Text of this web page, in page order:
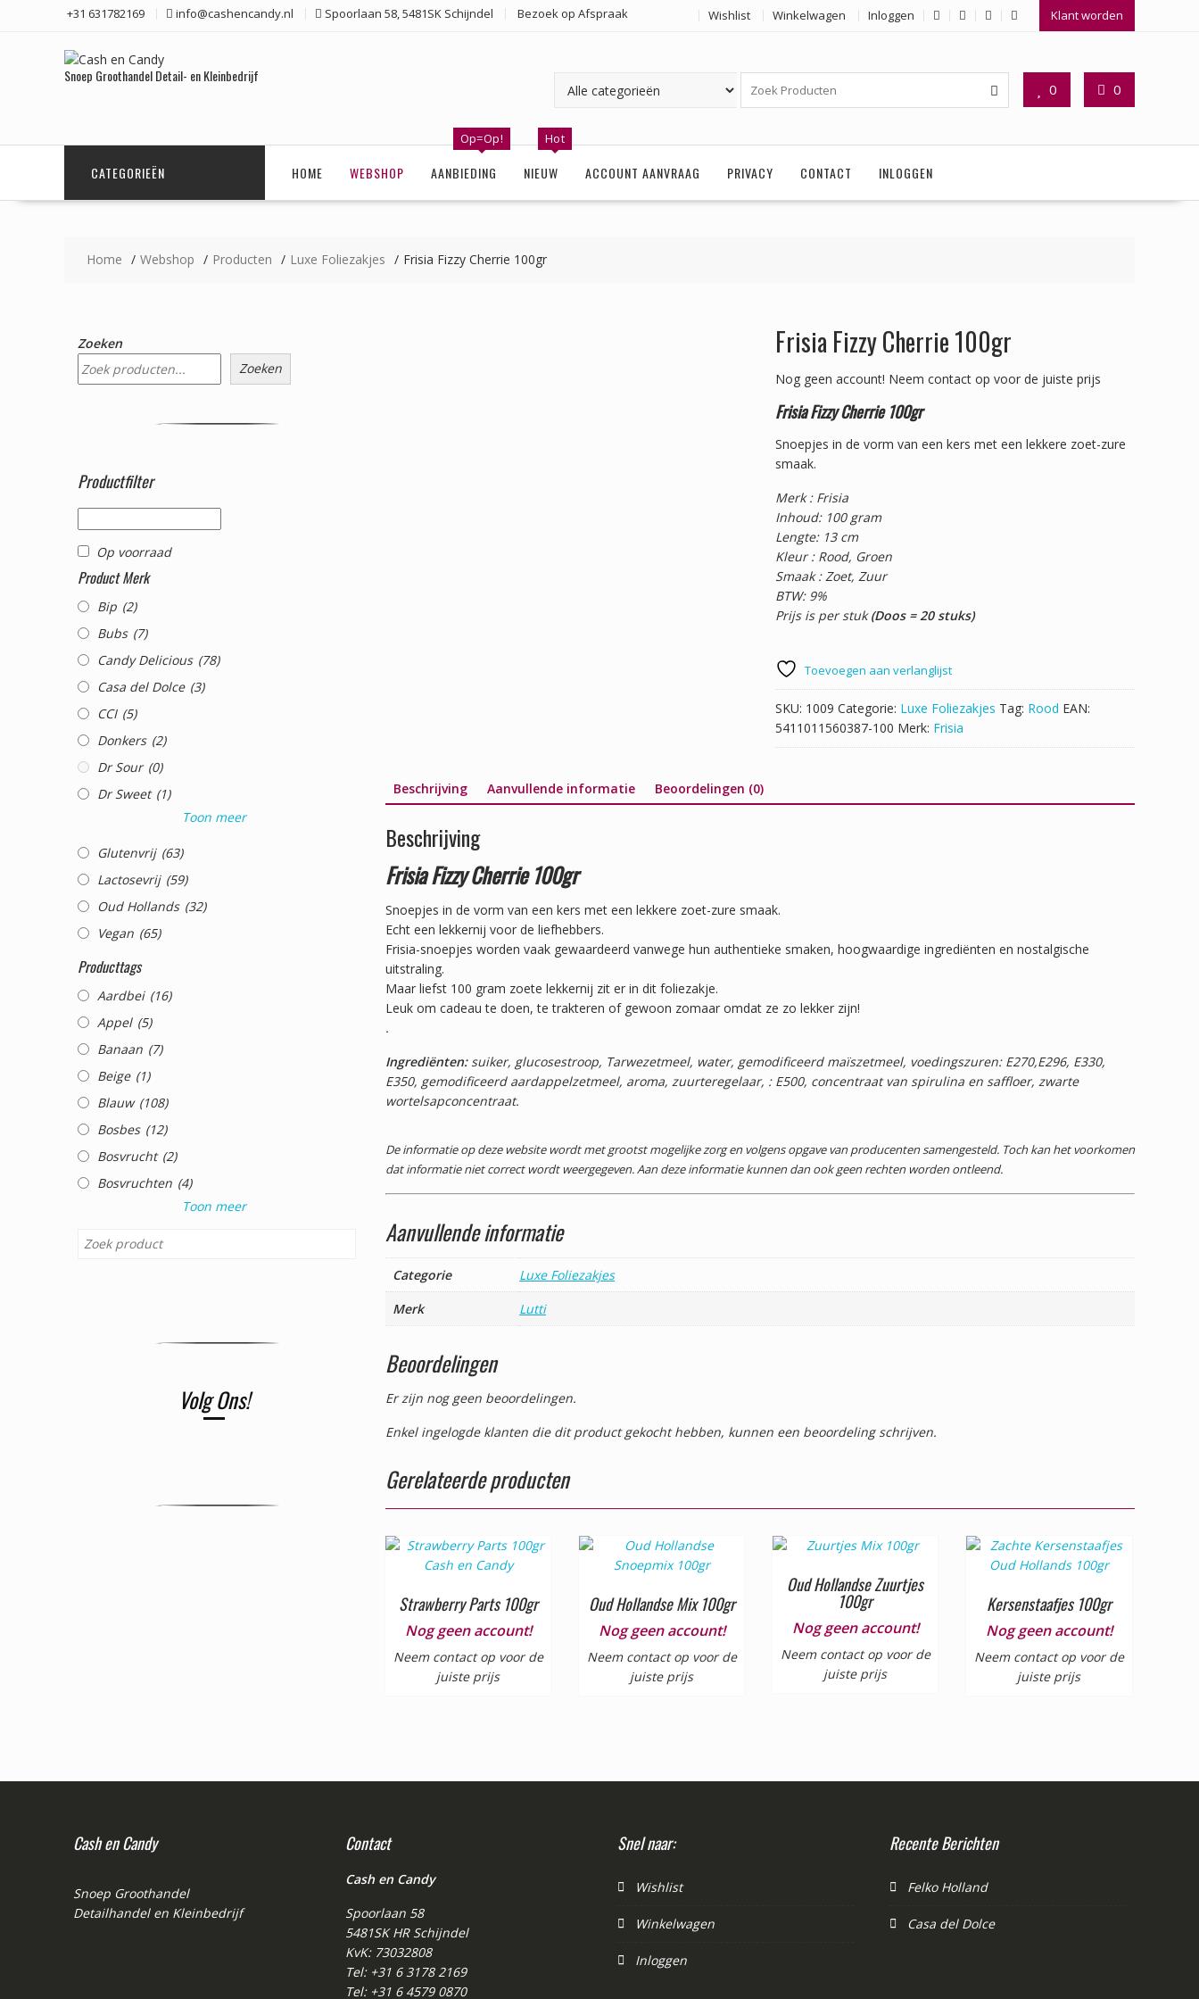
+31 631782169 info@cashencandy.nl Spoorlaan 58, 5481SK Schijndel Bezoek op Afspraak Wishlist Winkelwagen Inloggen Klant worden
Snoep Groothandel Detail- en Kleinbedrijf
0 0
CATEGORIEËN HOME WEBSHOP AANBIEDING
Op=Op!
NIEUW
Hot
ACCOUNT AANVRAAG PRIVACY CONTACT INLOGGEN
Home Webshop Producten Luxe Foliezakjes Frisia Fizzy Cherrie 100gr
Frisia Fizzy Cherrie 100gr
Nog geen account! Neem contact op voor de juiste prijs
Frisia Fizzy Cherrie 100gr
Snoepjes in de vorm van een kers met een lekkere zoet-zure
smaak.
Merk : Frisia
Inhoud: 100 gram
Lengte: 13 cm
Kleur : Rood, Groen
Smaak : Zoet, Zuur
BTW: 9%
Prijs is per stuk(Doos = 20 stuks)
Toevoegen aan verlanglijst
SKU: 1009 Categorie: Luxe Foliezakjes Tag: Rood EAN:
5411011560387-100 Merk: Frisia
Beschrijving Aanvullende informatie Beoordelingen (0)
Beschrijving
Frisia Fizzy Cherrie 100gr
Snoepjes in de vorm van een kers met een lekkere zoet-zure smaak.
Echt een lekkernij voor de liefhebbers.
Frisia-snoepjes worden vaak gewaardeerd vanwege hun authentieke smaken, hoogwaardige ingrediënten en nostalgische
uitstraling.
Maar liefst 100 gram zoete lekkernij zit er in dit foliezakje.
Leuk om cadeau te doen, te trakteren of gewoon zomaar omdat ze zo lekker zijn!
.
Ingrediënten:suiker, glucosestroop, Tarwezetmeel, water, gemodificeerd maïszetmeel, voedingszuren: E270,E296, E330,
E350, gemodificeerd aardappelzetmeel, aroma, zuurteregelaar, : E500, concentraat van spirulina en saffloer, zwarte
wortelsapconcentraat.
De informatie op deze website wordt met grootst mogelijke zorg en volgens opgave van producenten samengesteld. Toch kan het voorkomen
dat informatie niet correct wordt weergegeven. Aan deze informatie kunnen dan ook geen rechten worden ontleend.
Aanvullende informatie
Categorie
Luxe Foliezakjes
Merk
Lutti
Beoordelingen
Er zijn nog geen beoordelingen.
Enkel ingelogde klanten die dit product gekocht hebben, kunnen een beoordeling schrijven.
Gerelateerde producten
Strawberry Parts 100gr
Nog geen account!
Neem contact op voor de
juiste prijs
Oud Hollandse Mix 100gr
Nog geen account!
Neem contact op voor de
juiste prijs
Oud Hollandse Zuurtjes
100gr
Nog geen account!
Neem contact op voor de
juiste prijs
Kersenstaafjes 100gr
Nog geen account!
Neem contact op voor de
juiste prijs
Zoeken
Zoeken
Productfilter
Op voorraad
Product Merk
Bip (2)
Bubs (7)
Candy Delicious (78)
Casa del Dolce (3)
CCI (5)
Donkers (2)
Dr Sour (0)
Dr Sweet (1)
Toon meer
Glutenvrij (63)
Lactosevrij (59)
Oud Hollands (32)
Vegan (65)
Producttags
Aardbei (16)
Appel (5)
Banaan (7)
Beige (1)
Blauw (108)
Bosbes (12)
Bosvrucht (2)
Bosvruchten (4)
Toon meer
Volg Ons!
Cash en Candy
Snoep Groothandel
Detailhandel en Kleinbedrijf
Contact
Cash en Candy
Spoorlaan 58
5481SK HR Schijndel
KvK: 73032808
Tel: +31 6 3178 2169
Tel: +31 6 4579 0870
Snel naar:
Wishlist
Winkelwagen
Inloggen
Recente Berichten
Felko Holland
Casa del Dolce